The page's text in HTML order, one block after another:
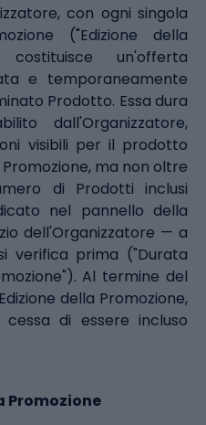
con ogni singola
("Edizione della
un'offerta
e temporaneamente
Prodotto. Essa dura
dall'Organizzatore,
visibili per il prodotto
ma non oltre
di Prodotti inclusi
nel pannello della
dell'Organizzatore — a
verifica prima ("Durata
Al termine del
della Promozione,
di essere incluso
Promozione